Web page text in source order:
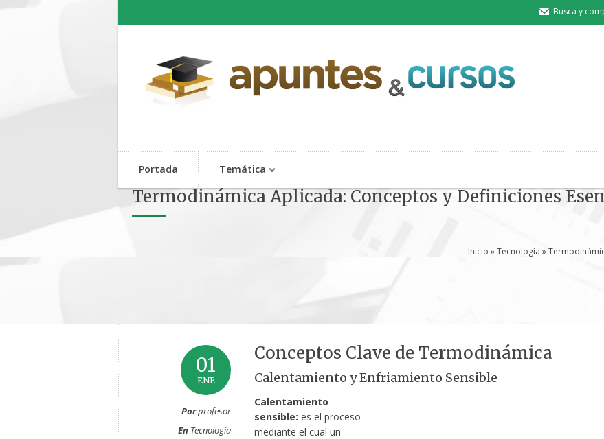
Busca y
Portada Temática
Termodinámica Aplicada: Conceptos y Definiciones
Inicio »Tecnología »
01
ENE
Porprofesor
En Tecnología
Conceptos Clave de Termodinámica
Calentamiento y Enfriamiento Sensible
Calentamiento
sensible: es el proceso
mediante el cual un